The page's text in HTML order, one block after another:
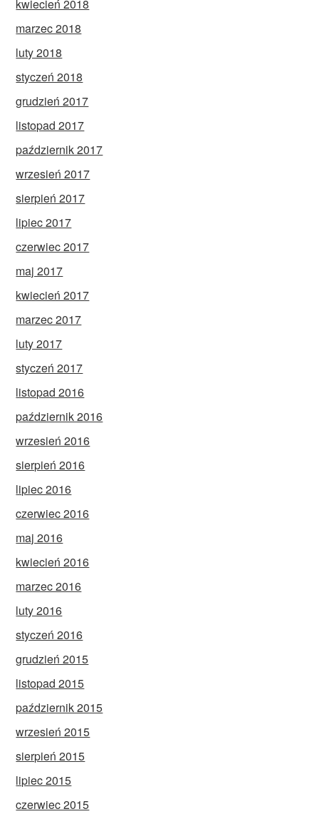
kwiecień 2018
marzec 2018
luty 2018
styczeń 2018
grudzień 2017
listopad 2017
październik 2017
wrzesień 2017
sierpień 2017
lipiec 2017
czerwiec 2017
maj 2017
kwiecień 2017
marzec 2017
luty 2017
styczeń 2017
listopad 2016
październik 2016
wrzesień 2016
sierpień 2016
lipiec 2016
czerwiec 2016
maj 2016
kwiecień 2016
marzec 2016
luty 2016
styczeń 2016
grudzień 2015
listopad 2015
październik 2015
wrzesień 2015
sierpień 2015
lipiec 2015
czerwiec 2015